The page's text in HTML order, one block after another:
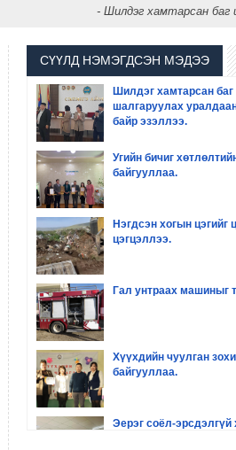
- Шилдэг хамтарсан баг
СҮҮЛД НЭМЭГДСЭН МЭДЭЭ
Шилдэг хамтарсан баг
шалгаруулах
байр эзэллээ.
Угийн бичиг
байгууллаа.
Нэгдсэн хогын цэгийг
цэгцэллээ.
Гал унтраах машиныг
Хүүхдийн чуулган
байгууллаа.
Эерэг соёл-эрсдэлгүй